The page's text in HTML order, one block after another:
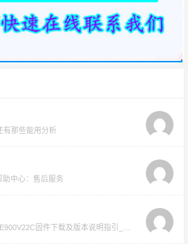
有那些能用分析
助中心：售后服务
固件下载及版本说明指引_看好在下载避免刷成砖